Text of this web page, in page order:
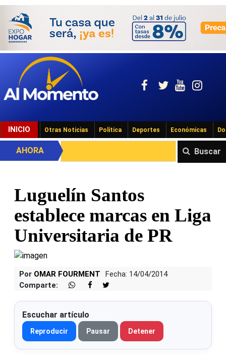
INICIO Otras Noticias Política Deportes Económicas
Buscar
AHORA
Luguelín Santos
establece marcas en Liga
Universitaria de PR
Por OMAR FOURMENT
Fecha: 14/04/2014
Comparte:
Escuchar artículo
Reproducir Pausar Detener